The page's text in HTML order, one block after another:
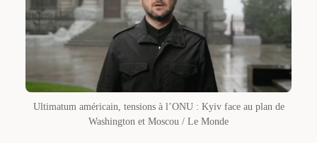
Ultimatum américain, tensions à l’ONU : Kyiv face au plan de
Washington et Moscou / Le Monde